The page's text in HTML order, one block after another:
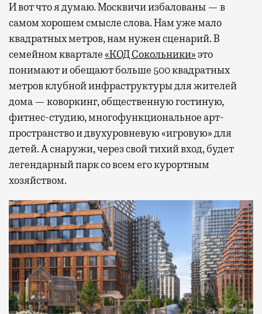
И вот что я думаю. Москвичи избалованы — в
самом хорошем смысле слова. Нам уже мало
квадратных метров, нам нужен сценарий. В
семейном квартале«КОД Сокольники»это
понимают и обещают больше 500 квадратных
метров клубной инфраструктуры для жителей
дома — коворкинг, общественную гостиную,
фитнес-студию, многофункциональное арт-
пространство и двухуровневую «игровую» для
детей. А снаружи, через свой тихий вход, будет
легендарный парк со всем его курортным
хозяйством.